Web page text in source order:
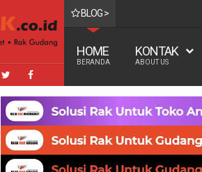
BLOG >
HOME
BERANDA
KONTAK
ABOUT US